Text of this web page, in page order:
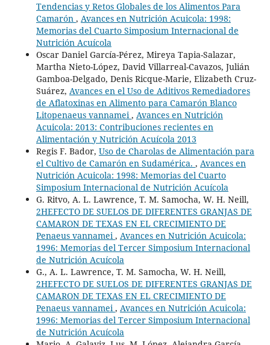
Tendencias y Retos Globales de los Alimentos Para
Camarón , Avances en Nutrición Acuicola: 1998:
Memorias del Cuarto Simposium Internacional de
Nutrición Acuícola
Oscar Daniel García-Pérez, Mireya Tapia-Salazar,
Martha Nieto-López, David Villarreal-Cavazos, Julián
Gamboa-Delgado, Denis Ricque-Marie, Elizabeth Cruz-
Suárez, Avances en el Uso de Aditivos Remediadores
de Aflatoxinas en Alimento para Camarón Blanco
Litopenaeus vannamei, Avances en Nutrición
Acuicola: 2013: Contribuciones recientes en
Alimentación y Nutrición Acuícola 2013
Regis F. Bador, Uso de Charolas de Alimentación para
el Cultivo de Camarón en Sudamérica. , Avances en
Nutrición Acuicola: 1998: Memorias del Cuarto
Simposium Internacional de Nutrición Acuícola
G. Ritvo, A. L. Lawrence, T. M. Samocha, W. H. Neill,
2HEFECTO DE SUELOS DE DIFERENTES GRANJAS DE
CAMARON DE TEXAS EN EL CRECIMIENTO DE
Penaeus vannamei, Avances en Nutrición Acuicola:
1996: Memorias del Tercer Simposium Internacional
de Nutrición Acuícola
G., A. L. Lawrence, T. M. Samocha, W. H. Neill,
2HEFECTO DE SUELOS DE DIFERENTES GRANJAS DE
CAMARON DE TEXAS EN EL CRECIMIENTO DE
Penaeus vannamei, Avances en Nutrición Acuicola:
1996: Memorias del Tercer Simposium Internacional
de Nutrición Acuícola